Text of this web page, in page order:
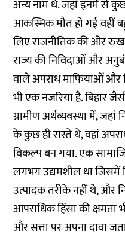
अन्य नाम थे. जहां इनमें से
आकस्मिक मौत हो गई वहीं
लिए राजनीतिक की ओर रुख
राज्य की निविदाओं और
वाले अपराध माफियाओं और
भी एक नजरिया है. बिहार
ग्रामीण अर्थव्यवस्था में,
के कुछ ही रास्ते थे, वहां
विकल्प बन गया. एक
लगभग उद्यमशील था जिसमें
उत्पादक तरीके नहीं थे, और
आपराधिक हिंसा की
और सत्ता पर अपना दावा